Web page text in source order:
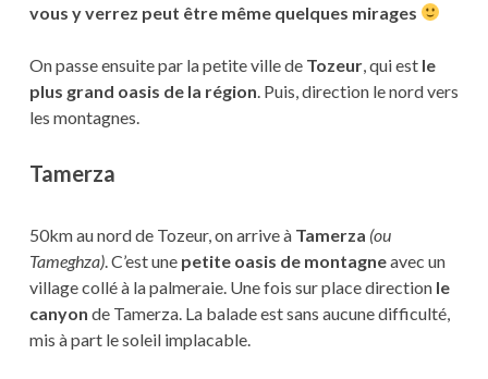
vous y verrez peut être même quelques mirages
On passe ensuite par la petite ville de Tozeur, qui est le
plus grand oasis de la région . Puis, direction le nord vers
les montagnes.
Tamerza
50km au nord de Tozeur, on arrive à Tamerza (ou
Tameghza). C’est une petite oasis de montagneavec un
village collé à la palmeraie. Une fois sur place direction le
canyon de Tamerza. La balade est sans aucune difficulté,
mis à part le soleil implacable.